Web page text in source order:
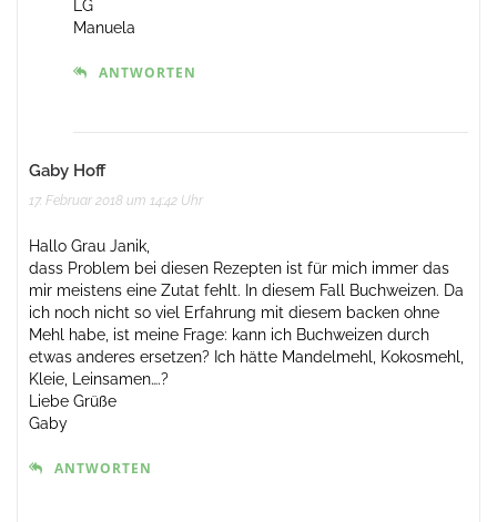
LG
Manuela
ANTWORTEN
Gaby Hoff
17. Februar 2018 um 14:42 Uhr
Hallo Grau Janik,
dass Problem bei diesen Rezepten ist für mich immer das
mir meistens eine Zutat fehlt. In diesem Fall Buchweizen. Da
ich noch nicht so viel Erfahrung mit diesem backen ohne
Mehl habe, ist meine Frage: kann ich Buchweizen durch
etwas anderes ersetzen? Ich hätte Mandelmehl, Kokosmehl,
Kleie, Leinsamen….?
Liebe Grüße
Gaby
ANTWORTEN